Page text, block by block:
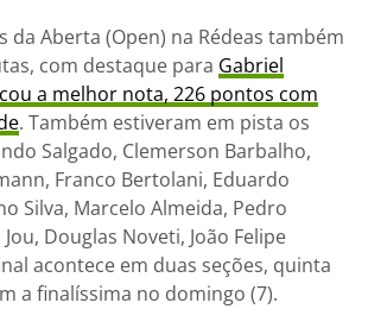
da Aberta (Open) na Rédeas também
com destaque para Gabriel
a melhor nota, 226 pontos com
. Também estiveram em pista os
Salgado, Clemerson Barbalho,
Franco Bertolani, Eduardo
Silva, Marcelo Almeida, Pedro
Douglas Noveti, João Felipe
acontece em duas seções, quinta
a finalíssima no domingo (7).